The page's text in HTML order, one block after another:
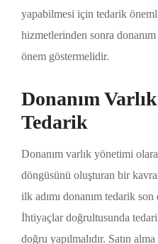
yapabilmesi için tedarik
hizmetlerinden sonra
önem göstermelidir.
Donanım
Tedarik
Donanım varlık yönetimi
döngüsünü oluşturan bir
ilk adımı donanım tedarik
İhtiyaçlar doğrultusunda
doğru yapılmalıdır. Satın